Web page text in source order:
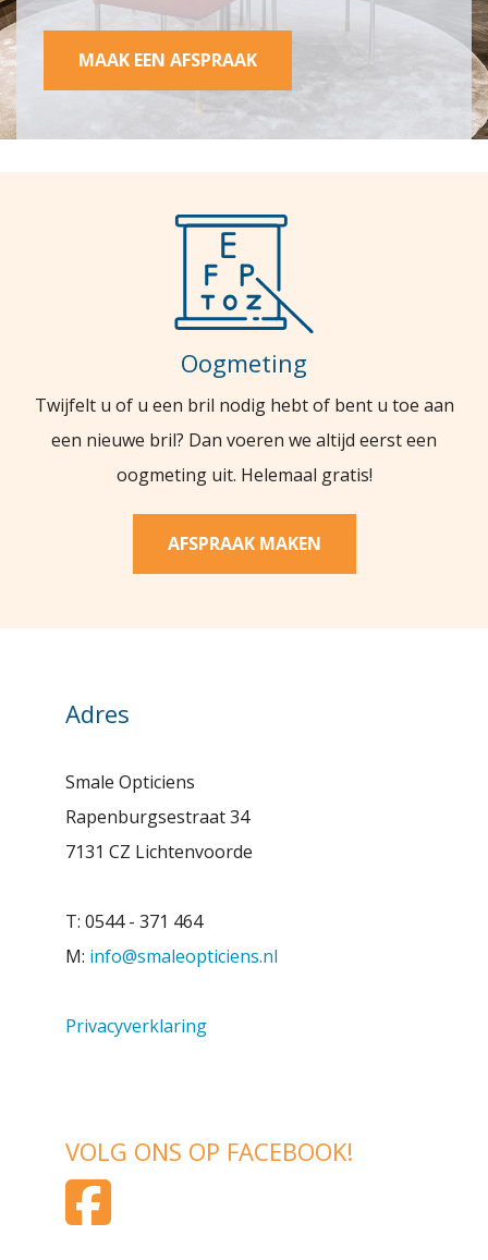
MAAK EEN AFSPRAAK
Oogmeting
Twijfelt u of u een bril nodig hebt of bent u toe aan
een nieuwe bril? Dan voeren we altijd eerst een
oogmeting uit. Helemaal gratis!
AFSPRAAK MAKEN
Adres
Smale Opticiens
Rapenburgsestraat 34
7131 CZ Lichtenvoorde
T: 0544 - 371 464
M: info@smaleopticiens.nl
Privacyverklaring
VOLG ONS OP FACEBOOK!